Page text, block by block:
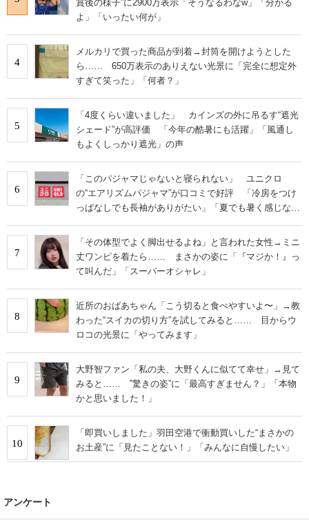
賞後の様子”に2900万表示「そうなるわなw」「分かる
よ」「いったい何が」
4
メルカリで買った商品が到着→封筒を開けようとした
ら…… 650万表示のありえない光景に「完全に想定外
すぎて笑った」「何者？」
5
「4度くらい違いました」 カインズの外に吊るす“遮光
シェード”が高評価 「今年の酷暑にも活躍」「風通し
もよくしっかり遮光」の声
6
「このパジャマじゃないと寝られない」 ユニクロ
の“エアリズムパジャマ”が口コミで好評 「冷房をつけ
っぱなしでも長袖がありがたい」「夏でも暑く感じな
7
「その体型でよく脚出せるよね」と言われた女性→ミニ
丈ワンピを着たら…… まさかの姿に「『マジか！』っ
て叫んだ」「スーパーオシャレ」
8
近所のおばあちゃん「こう切ると食べやすいよ〜」→教
わった“スイカの切り方”を試してみると…… 目からウ
ロコの光景に「やってみます」
9
大野智ファン「私の夫、大野くんに似てて幸せ」→見て
みると…… ‟驚きの姿”に「最高すぎません？」「本物
かと思いました！」
10
「即買いしました」羽田空港で衝動買いした“まさかの
お土産”に「見たことない！」「みんなに自慢したい」
アンケート